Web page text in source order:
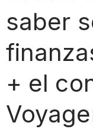
saber
+ el